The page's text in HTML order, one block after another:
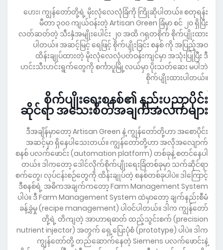
ဟေး၊ ကျွန်တော်တို့ရဲ့ မိုးလုံလေလုံခြံကို ကြိုဆိုပါတယ်။ စတုရန်း
မီတာ ၃၀၀ ကျယ်ဝန်းတဲ့ Artisan Green ခြံမှာ စင် ၂၀ ရှိပြီး
လတ်ဆတ်တဲ့ သီးနှံအမျိုးပေါင်း ၂၀ အထိ ဂရုတစိုက် စိုက်ပျိုးထား
ပါတယ်။ အဆင့်မြင့် ရေဖြင့် စိုက်ပျိုးခြင်း စနစ် ကို အပြည့်အဝ
ထိန်းချုပ်ထားတဲ့ မိုးလုံလေလုံပတ်ဝန်းကျင်မှာ အသုံးပြုပြီး ဒီ
ဟင်းသီးဟင်းရွက်တွေကို စင်္ကာပူမြို့လယ်မှာ ပိုးသတ်ဆေး မပါဘဲ
စိုက်ပျိုးထားပါတယ်။
.
စိုက်ပျိုးရေးစနစ်၏ နည်းပညာပိုင်း
ဆိုင်ရာ အသေးစိတ်အချက်အလက်များ
ဒီအချိန်မှာတော့ Artisan Green နဲ့ ကျွန်တော်တို့ဟာ အစောပိုင်း
အဆင့်မှာ ရှိနေပါသေးတယ်။ ကျွန်တော်တို့ဟာ အလိုအလျောက်
စနစ် ပလက်ဖောင်း (automation platform) တစ်ခုနဲ့ စတင်နေပါ
တယ်။ ဒါကတော့ ဒေါင်လိုက်စိုက်ပျိုးရေးခြံတစ်ခုမှာ သက်ဆိုင်ရာ
စက်တွေ၊ လုပ်ငန်းစဉ်တွေကို ထိန်းချုပ်တဲ့ စနစ်တစ်ခုပါပဲ။ ဒါကြောင့်
ဒီစနစ်ရဲ့ အဓိကအချက်ကတော့ Farm Management System
ပါပဲ။ ဒီ Farm Management System ထဲမှာတော့ ချက်နည်းစီမံ
ခန့်ခွဲမှု (recipe management) ပါဝင်ပါတယ်။ ဒါက ကျွန်တော်
တို့ရဲ့ တိကျတဲ့ အာဟာရဓာတ် ထည့်သွင်းစက် (precision
nutrient injector) အတွက် ရှေ့ပြေးပုံစံ (prototype) ပါပဲ။ ဒါက
ကျွန်တော်တို့ တည်ဆောက်နေတဲ့ Siemens ပလက်ဖောင်းနဲ့